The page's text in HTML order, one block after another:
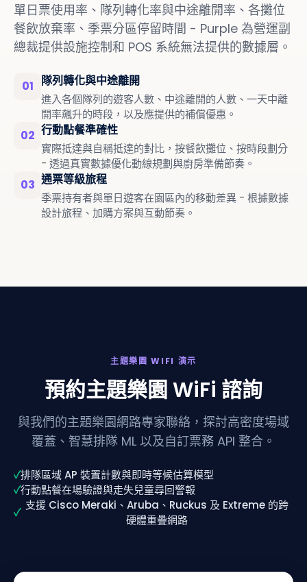
單日票使用率、隊列轉化率與中途離開率、各攤位
餐飲放棄率、季票分區停留時間 - Purple 為營運副
總裁提供設施控制和 POS 系統無法提供的數據層。
01 隊列轉化與中途離開
進入各個隊列的遊客人數、中途離開的人數、一天中離
開率飆升的時段，以及應提供的補償優惠。
02 行動點餐準確性
實際抵達與自稱抵達的對比，按餐飲攤位、按時段劃分
- 透過真實數據優化動線規劃與廚房準備節奏。
03 通票等級旅程
季票持有者與單日遊客在園區內的移動差異 - 根據數據
設計旅程、加購方案與互動節奏。
主題樂園 WIFI 演示
預約主題樂園 WiFi 諮詢
與我們的主題樂園網路專家聯絡，探討高密度場域
覆蓋、智慧排隊 ML 以及自訂票務 API 整合。
✓排隊區域 AP 裝置計數與即時等候估算模型
✓行動點餐在場驗證與走失兒童尋回警報
✓
支援 Cisco Meraki、Aruba、Ruckus 及 Extreme 的跨
硬體重疊網路